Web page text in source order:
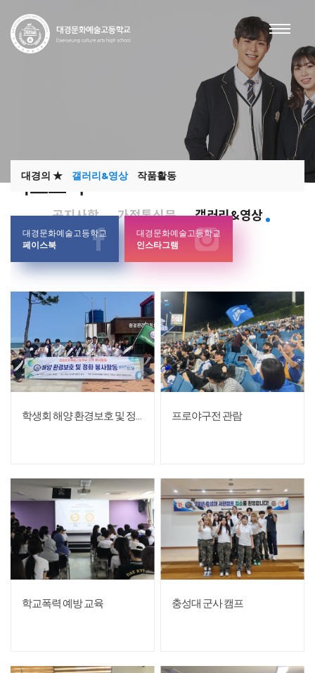
학교소식
공지사항 가정통신문 갤러리&영상
대경의 ★ 갤러리&영상 작품활동
대경문화예술고등학교
페이스북
대경문화예술고등학교
인스타그램
학생회 해양 환경보호 및 정화 봉사활동 프로야구전 관람
학교폭력 예방 교육 충성대 군사 캠프